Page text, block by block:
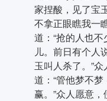
家捏酸，见了宝
不拿正眼瞧我一
道：“抢的人也
儿。前日有个人
玉叫人杀了。”
道：“管他梦不
赢。”众人愿意，